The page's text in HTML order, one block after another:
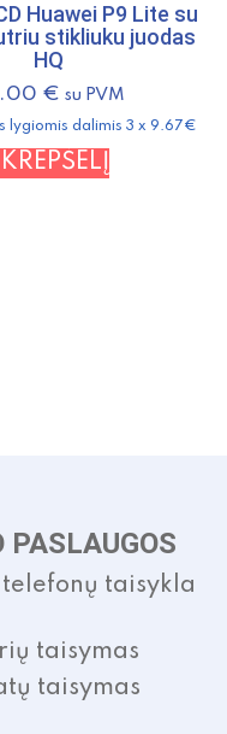
Huawei P9 Lite su
stikliuku juodas
HQ
€ su PVM
lygiomis dalimis 3 x 9.67€
Į KREPŠELĮ
PASLAUGOS
taisykla
taisymas
taisymas